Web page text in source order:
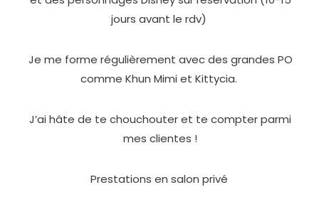
jours avant le rdv)
Je me forme régulièrement avec des grandes PO
comme Khun Mimi et Kittycia.
J’ai hâte de te chouchouter et te compter parmi
mes clientes !
Prestations en salon privé